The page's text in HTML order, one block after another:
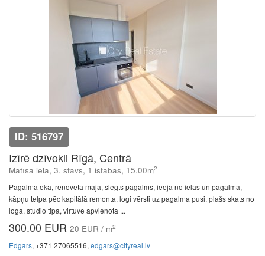
ID: 516797
Izīrē dzīvokli Rīgā, Centrā
Matīsa iela, 3. stāvs, 1 istabas, 15.00m2
Pagalma ēka, renovēta māja, slēgts pagalms, ieeja no ielas un pagalma,
kāpņu telpa pēc kapitālā remonta, logi vērsti uz pagalma pusi, plašs skats no
loga, studio tipa, virtuve apvienota ...
300.00 EUR 20 EUR / m2
Edgars, +371 27065516, edgars@cityreal.lv